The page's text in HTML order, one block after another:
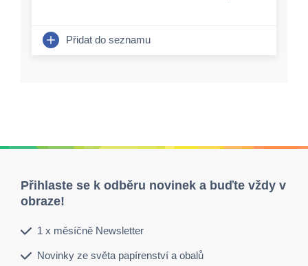
Přidat do seznamu
Přihlaste se k odběru novinek a buďte vždy v
obraze!
1 x měsíčně Newsletter
Novinky ze světa papírenství a obalů